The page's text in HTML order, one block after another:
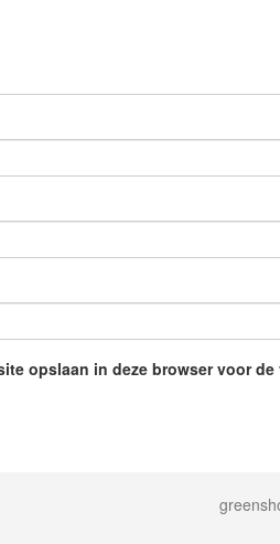
opslaan in deze browser voor